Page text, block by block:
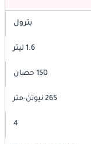
بترول
1.6 ليتر
150 حصان
265 نيوتن-متر
4